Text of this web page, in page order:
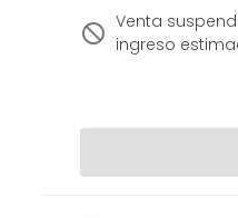
Venta
ingreso